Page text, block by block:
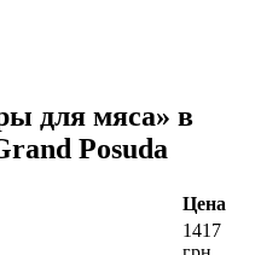
для мяса» в
Posuda
Цена
1417